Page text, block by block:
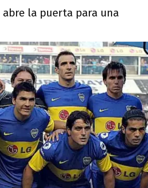
la puerta para una